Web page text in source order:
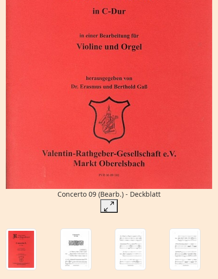
Concerto 09 (Bearb.) - Deckblatt